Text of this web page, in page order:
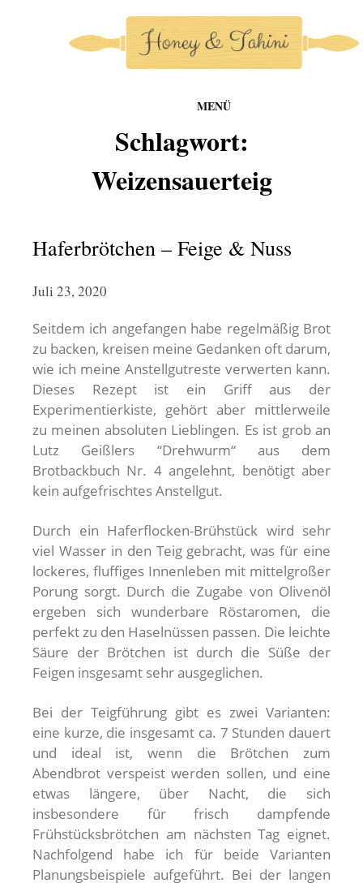
MENÜ
honey-and-tahini
Schlagwort:
Weizensauerteig
Haferbrötchen – Feige & Nuss
Juli 23, 2020
Seitdem ich angefangen habe regelmäßig Brot
zu backen, kreisen meine Gedanken oft darum,
wie ich meine Anstellgutreste verwerten kann.
Dieses Rezept ist ein Griff aus der
Experimentierkiste, gehört aber mittlerweile
zu meinen absoluten Lieblingen. Es ist grob an
Lutz Geißlers “Drehwurm“ aus dem
Brotbackbuch Nr. 4 angelehnt, benötigt aber
kein aufgefrischtes Anstellgut.
Durch ein Haferflocken-Brühstück wird sehr
viel Wasser in den Teig gebracht, was für eine
lockeres, fluffiges Innenleben mit mittelgroßer
Porung sorgt. Durch die Zugabe von Olivenöl
ergeben sich wunderbare Röstaromen, die
perfekt zu den Haselnüssen passen. Die leichte
Säure der Brötchen ist durch die Süße der
Feigen insgesamt sehr ausgeglichen.
Bei der Teigführung gibt es zwei Varianten:
eine kurze, die insgesamt ca. 7 Stunden dauert
und ideal ist, wenn die Brötchen zum
Abendbrot verspeist werden sollen, und eine
etwas längere, über Nacht, die sich
insbesondere für frisch dampfende
Frühstücksbrötchen am nächsten Tag eignet.
Nachfolgend habe ich für beide Varianten
Planungsbeispiele aufgeführt. Bei der langen